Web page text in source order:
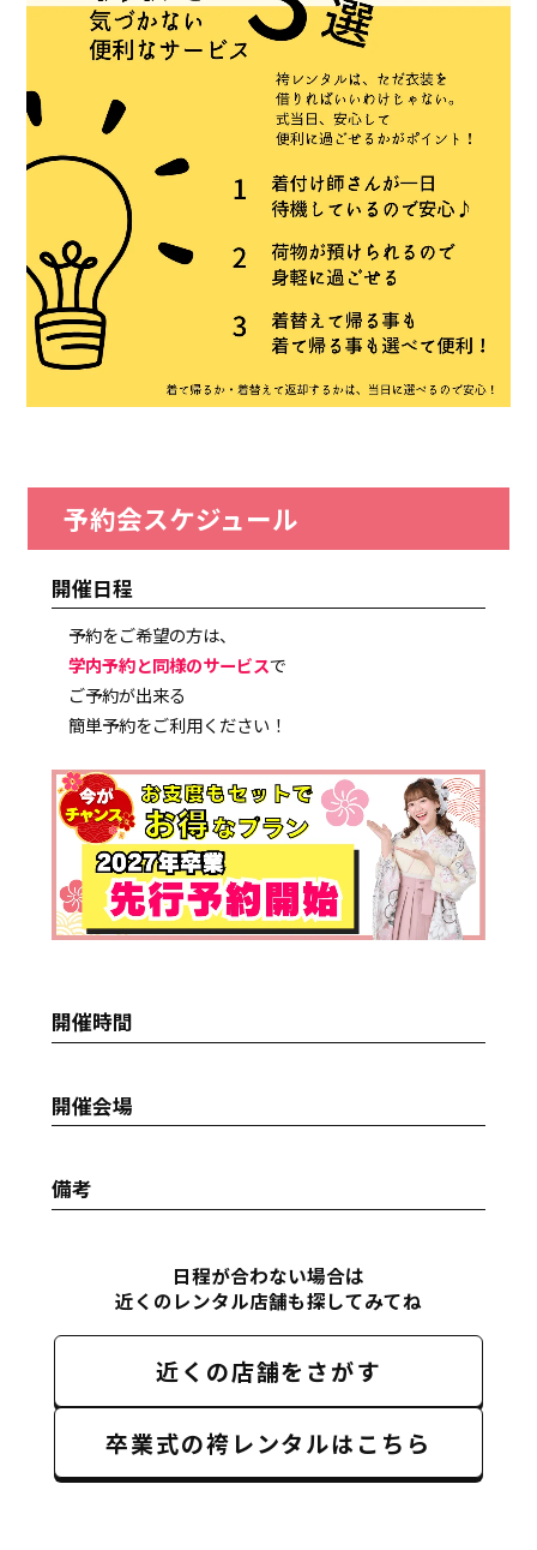
予約会スケジュール
開催日程
予約をご希望の方は、
学内予約と同様のサービスで
ご予約が出来る
簡単予約をご利用ください！
開催時間
開催会場
備考
日程が合わない場合は
近くのレンタル店舗も探してみてね
近くの店舗をさがす
卒業式の袴レンタルはこちら